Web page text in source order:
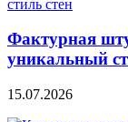
Фактурная
уникальный
15.07.2026